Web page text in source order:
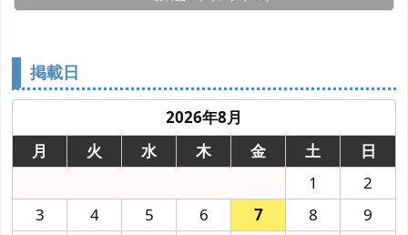
掲載日
2026年8月
月
火 水 木 金 土
日
1
2
3
4 5 6 7 8
9